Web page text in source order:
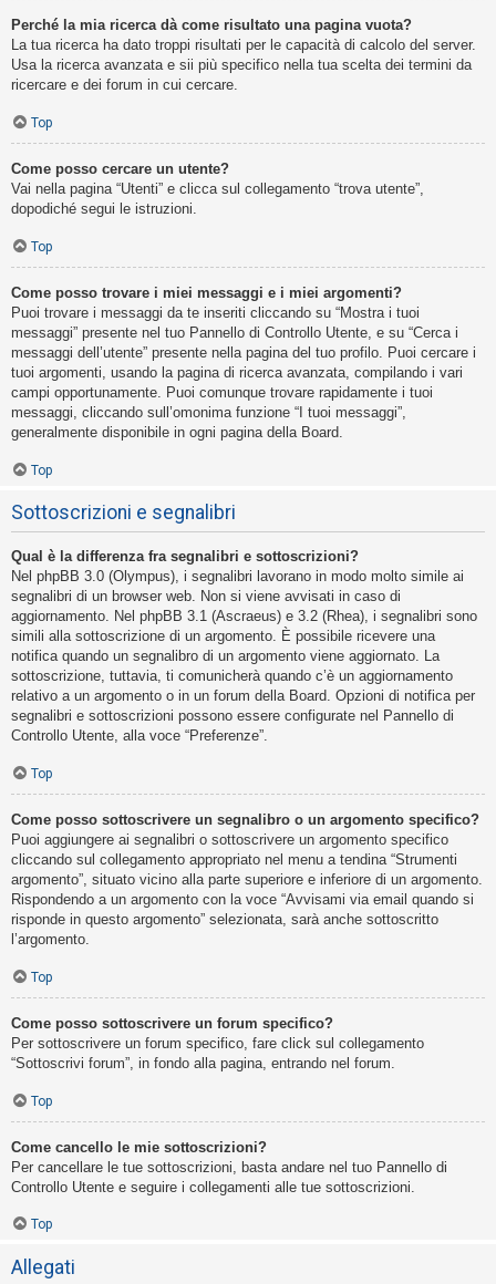
Perché la mia ricerca dà come risultato una pagina vuota?
La tua ricerca ha dato troppi risultati per le capacità di calcolo del server.
Usa la ricerca avanzata e sii più specifico nella tua scelta dei termini da
ricercare e dei forum in cui cercare.
Top
Come posso cercare un utente?
Vai nella pagina “Utenti” e clicca sul collegamento “trova utente”,
dopodiché segui le istruzioni.
Top
Come posso trovare i miei messaggi e i miei argomenti?
Puoi trovare i messaggi da te inseriti cliccando su “Mostra i tuoi
messaggi” presente nel tuo Pannello di Controllo Utente, e su “Cerca i
messaggi dell’utente” presente nella pagina del tuo profilo. Puoi cercare i
tuoi argomenti, usando la pagina di ricerca avanzata, compilando i vari
campi opportunamente. Puoi comunque trovare rapidamente i tuoi
messaggi, cliccando sull’omonima funzione “I tuoi messaggi”,
generalmente disponibile in ogni pagina della Board.
Top
Sottoscrizioni e segnalibri
Qual è la differenza fra segnalibri e sottoscrizioni?
Nel phpBB 3.0 (Olympus), i segnalibri lavorano in modo molto simile ai
segnalibri di un browser web. Non si viene avvisati in caso di
aggiornamento. Nel phpBB 3.1 (Ascraeus) e 3.2 (Rhea), i segnalibri sono
simili alla sottoscrizione di un argomento. È possibile ricevere una
notifica quando un segnalibro di un argomento viene aggiornato. La
sottoscrizione, tuttavia, ti comunicherà quando c’è un aggiornamento
relativo a un argomento o in un forum della Board. Opzioni di notifica per
segnalibri e sottoscrizioni possono essere configurate nel Pannello di
Controllo Utente, alla voce “Preferenze”.
Top
Come posso sottoscrivere un segnalibro o un argomento specifico?
Puoi aggiungere ai segnalibri o sottoscrivere un argomento specifico
cliccando sul collegamento appropriato nel menu a tendina “Strumenti
argomento”, situato vicino alla parte superiore e inferiore di un argomento.
Rispondendo a un argomento con la voce “Avvisami via email quando si
risponde in questo argomento” selezionata, sarà anche sottoscritto
l’argomento.
Top
Come posso sottoscrivere un forum specifico?
Per sottoscrivere un forum specifico, fare click sul collegamento
“Sottoscrivi forum”, in fondo alla pagina, entrando nel forum.
Top
Come cancello le mie sottoscrizioni?
Per cancellare le tue sottoscrizioni, basta andare nel tuo Pannello di
Controllo Utente e seguire i collegamenti alle tue sottoscrizioni.
Top
Allegati